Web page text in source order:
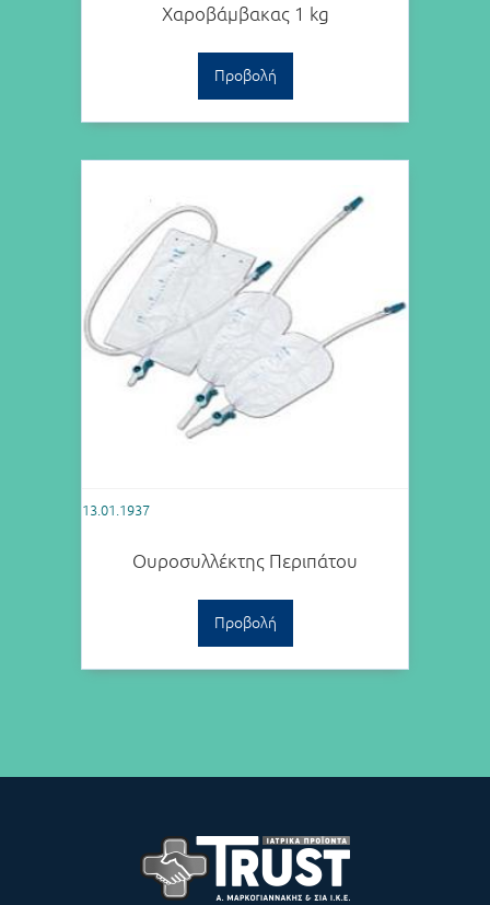
Χαροβάμβακας 1 kg
Προβολή
13.01.1937
Ουροσυλλέκτης Περιπάτου
Προβολή